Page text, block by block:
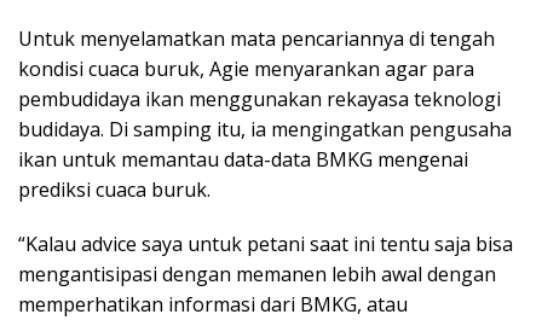
Untuk menyelamatkan mata pencariannya di tengah
kondisi cuaca buruk, Agie menyarankan agar para
pembudidaya ikan menggunakan rekayasa teknologi
budidaya. Di samping itu, ia mengingatkan pengusaha
ikan untuk memantau data-data BMKG mengenai
prediksi cuaca buruk.
“Kalau advice saya untuk petani saat ini tentu saja bisa
mengantisipasi dengan memanen lebih awal dengan
memperhatikan informasi dari BMKG, atau